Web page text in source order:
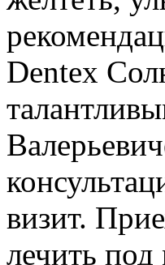
Dentex
визит.
лечить